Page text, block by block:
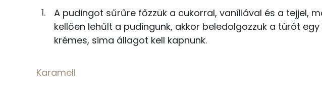
cukor
1g vanília kivonat
Összesen
Összesen
A pudingot sűrűre főzzük a cukorral, vaníliával és a tejjel,
kellően lehűlt a pudingunk, akkor beledolgozzuk a túrót
krémes, sima állagot kell kapnunk.
Karamell